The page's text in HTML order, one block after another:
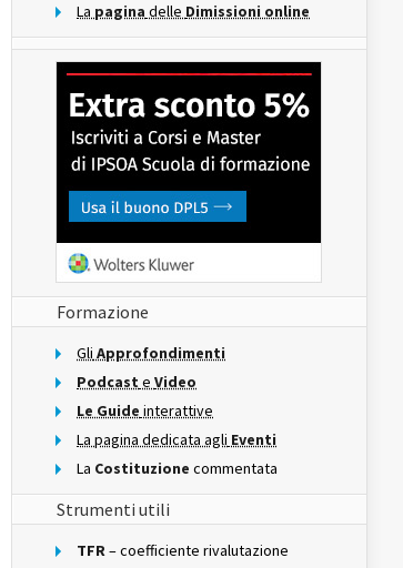
La pagina delle Dimissioni online
Formazione
Gli Approfondimenti
Podcast e Video
Le Guide interattive
La pagina dedicata agli Eventi
La Costituzione commentata
Strumenti utili
TFR– coefficiente rivalutazione